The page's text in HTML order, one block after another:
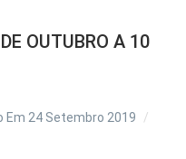
OUTUBRO A 10
Em 24 Setembro 2019